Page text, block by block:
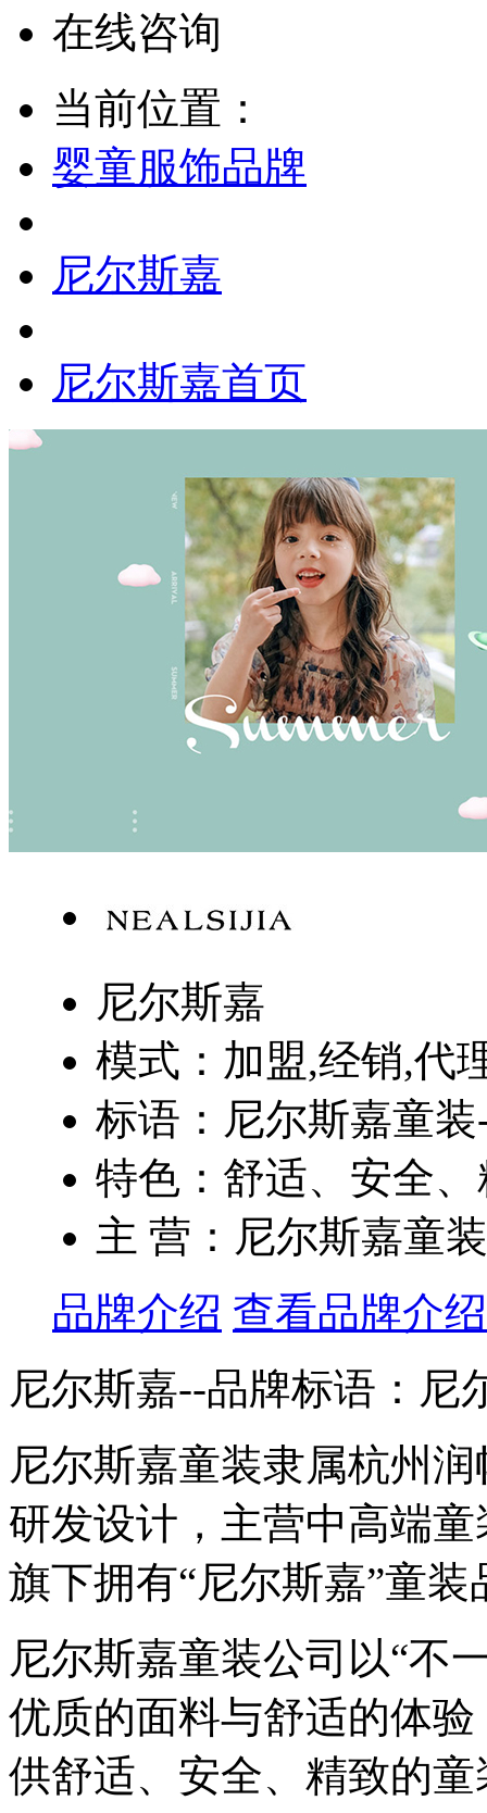
在线咨询
当前位置：
婴童服饰品牌
尼尔斯嘉
尼尔斯嘉首页
尼尔斯嘉
模式：加盟,经销,代
标语：尼尔斯嘉童
特色：舒适、安全
主 营：尼尔斯嘉童装
品牌介绍 查看品牌介绍
尼尔斯嘉--品牌标语： 尼
尼尔斯嘉童装隶属杭州
研发设计，主营中高端
旗下拥有“尼尔斯嘉”童装
尼尔斯嘉童装公司以“不
优质的面料与舒适的体
供舒适、安全、精致的